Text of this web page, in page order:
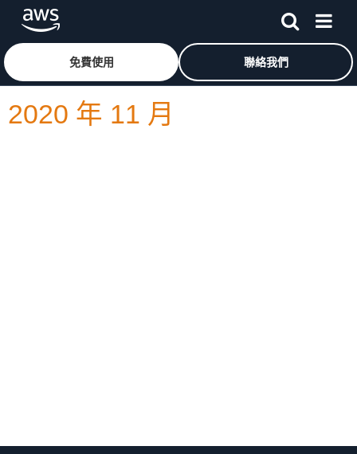
跳至主要內容按一下這裡可返回 Amazon Web Services 首頁
免費使用 聯絡我們
2020 年 11 月